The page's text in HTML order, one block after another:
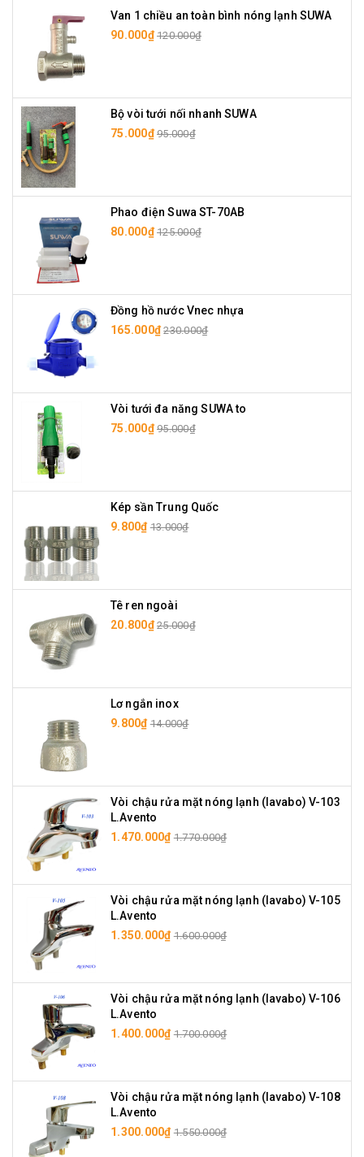
Van 1 chiều an toàn bình nóng lạnh SUWA
90.000₫ 120.000₫
Bộ vòi tưới nối nhanh SUWA
75.000₫ 95.000₫
Phao điện Suwa ST-70AB
80.000₫ 125.000₫
Đồng hồ nước Vnec nhựa
165.000₫ 230.000₫
Vòi tưới đa năng SUWA to
75.000₫ 95.000₫
Kép sần Trung Quốc
9.800₫ 13.000₫
Tê ren ngoài
20.800₫ 25.000₫
Lơ ngắn inox
9.800₫ 14.000₫
Vòi chậu rửa mặt nóng lạnh (lavabo) V-103
L.Avento
1.470.000₫ 1.770.000₫
Vòi chậu rửa mặt nóng lạnh (lavabo) V-105
L.Avento
1.350.000₫ 1.600.000₫
Vòi chậu rửa mặt nóng lạnh (lavabo) V-106
L.Avento
1.400.000₫ 1.700.000₫
Vòi chậu rửa mặt nóng lạnh (lavabo) V-108
L.Avento
1.300.000₫ 1.550.000₫